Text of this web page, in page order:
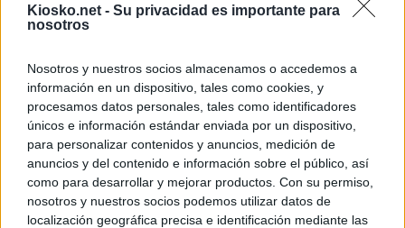
Kiosko.net - Su privacidad es importante para
nosotros
Nosotros y nuestros socios almacenamos o accedemos a
información en un dispositivo, tales como cookies, y
procesamos datos personales, tales como identificadores
únicos e información estándar enviada por un dispositivo,
para personalizar contenidos y anuncios, medición de
anuncios y del contenido e información sobre el público, así
como para desarrollar y mejorar productos. Con su permiso,
nosotros y nuestros socios podemos utilizar datos de
localización geográfica precisa e identificación mediante las